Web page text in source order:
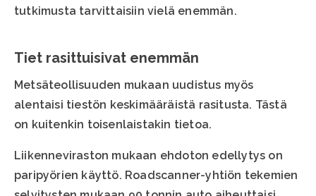
tutkimusta tarvittaisiin vielä enemmän.
Tiet rasittuisivat enemmän
Metsäteollisuuden mukaan uudistus myös
alentaisi tiestön keskimääräistä rasitusta. Tästä
on kuitenkin toisenlaistakin tietoa.
Liikenneviraston mukaan ehdoton edellytys on
paripyörien käyttö. Roadscanner-yhtiön tekemien